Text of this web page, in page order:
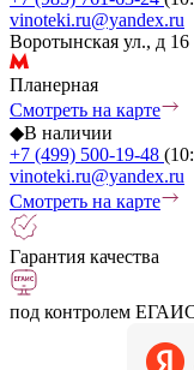
vinoteki.ru@yandex.ru
Воротынская ул., д 16
Планерная
Смотреть на карте
◆В наличии
+7 (499) 500-19-48
vinoteki.ru@yandex.ru
Смотреть на карте
Гарантия качества
под контролем